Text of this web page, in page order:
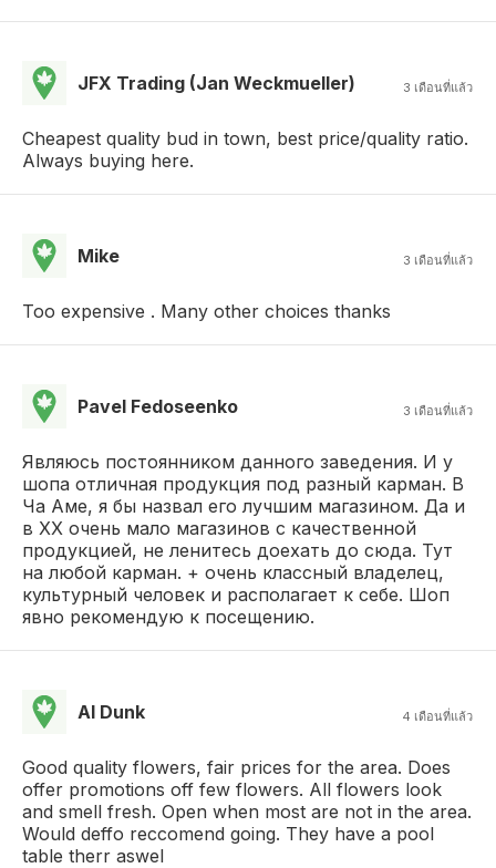
JFX Trading (Jan Weckmueller) 3 เดือนที่แล้ว
Cheapest quality bud in town, best price/quality ratio.
Always buying here.
Mike 3 เดือนที่แล้ว
Too expensive . Many other choices thanks
Pavel Fedoseenko 3 เดือนที่แล้ว
Являюсь постоянником данного заведения. И у
шопа отличная продукция под разный карман. В
Ча Аме, я бы назвал его лучшим магазином. Да и
в ХХ очень мало магазинов с качественной
продукцией, не ленитесь доехать до сюда. Тут
на любой карман. + очень классный владелец,
культурный человек и располагает к себе. Шоп
явно рекомендую к посещению.
Al Dunk 4 เดือนที่แล้ว
Good quality flowers, fair prices for the area. Does
offer promotions off few flowers. All flowers look
and smell fresh. Open when most are not in the area.
Would deffo reccomend going. They have a pool
table therr aswel